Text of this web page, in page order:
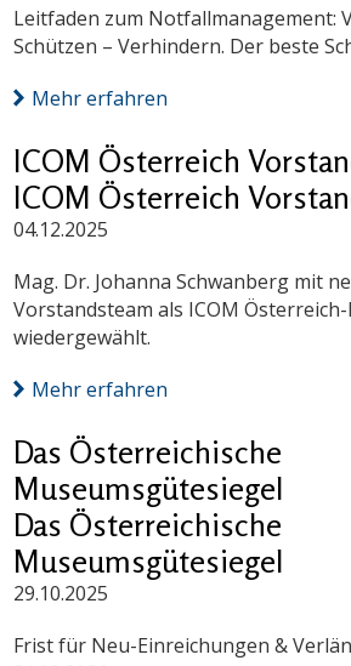
Leitfaden zum Notfallmanagement:
Schützen – Verhindern. Der beste
Mehr erfahren
ICOM Österreich
ICOM Österreich
04.12.2025
Mag. Dr. Johanna Schwanberg mit
Vorstandsteam als ICOM
wiedergewählt.
Mehr erfahren
Das Österreichische
Museumsgütesiegel
Das Österreichische
Museumsgütesiegel
29.10.2025
Frist für Neu-Einreichungen &